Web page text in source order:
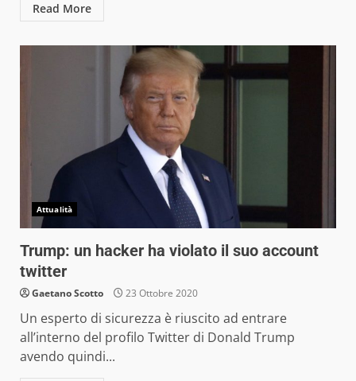
Read More
Attualità
Trump: un hacker ha violato il suo account
twitter
Gaetano Scotto 23 Ottobre 2020
Un esperto di sicurezza è riuscito ad entrare
all’interno del profilo Twitter di Donald Trump
avendo quindi...